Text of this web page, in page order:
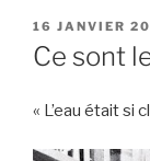
PUBLIÉ
LE
16 JANVIER
Ce sont
« L’eau était si